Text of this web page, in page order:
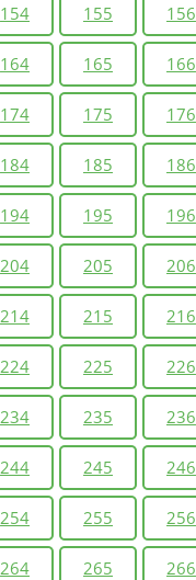
154 155 156
164 165 166
174 175 176
184 185 186
194 195 196
204 205 206
214 215 216
224 225 226
234 235 236
244 245 246
254 255 256
264 265 266